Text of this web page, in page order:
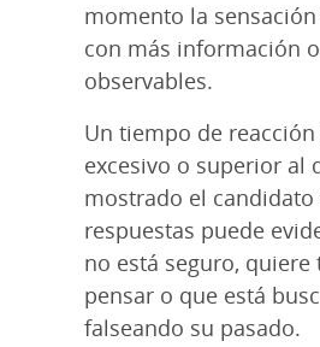
momento la
con más información
observables.
Un tiempo de reacción
excesivo o superior al
mostrado el candidato
respuestas puede
no está seguro,
pensar o que está
falseando su pasado.